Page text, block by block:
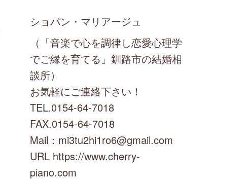
ショパン・マリアージュ
（「音楽で心を調律し恋愛心理学
でご縁を育てる」釧路市の結婚相
談所）
お気軽にご連絡下さい！
TEL.0154-64-7018
FAX.0154-64-7018
Mail：mi3tu2hi1ro6@gmail.com
URL https://www.cherry-
piano.com